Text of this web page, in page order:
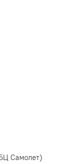
Самолет)